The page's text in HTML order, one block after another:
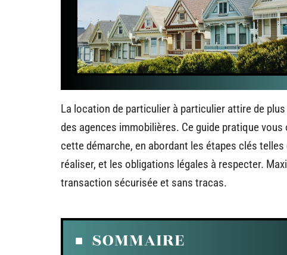
La location de particulier à particulier attire de
des agences immobilières. Ce guide pratique
cette démarche, en abordant les étapes clés
réaliser, et les obligations légales à respecter.
transaction sécurisée et sans tracas.
SOMMAIRE